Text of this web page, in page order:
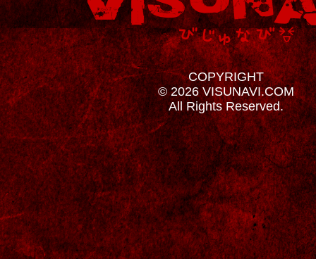
COPYRIGHT
© 2026 VISUNAVI.COM
All Rights Reserved.